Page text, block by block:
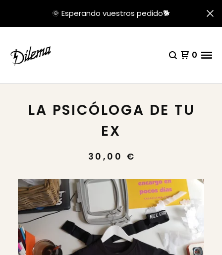
🌞 Esperando vuestros pedido🐕
0
LA PSICÓLOGA DE TU
EX
30,00 €